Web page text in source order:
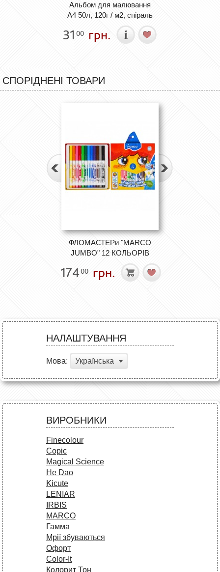
Альбом для малювання
А4 50л, 120г / м2, спіраль
31 00 грн.
СПОРІДНЕНІ ТОВАРИ
ФЛОМАСТЕРи "MARCO
JUMBO" 12 КОЛЬОРІВ
17400 грн.
НАЛАШТУВАННЯ
Мова: Українська
ВИРОБНИКИ
Finecolour
Copic
Magical Science
He Dao
Kicute
LENIAR
IRBIS
MARCO
Гамма
Мрії збуваються
Офорт
Сolor-It
Колорит Тон